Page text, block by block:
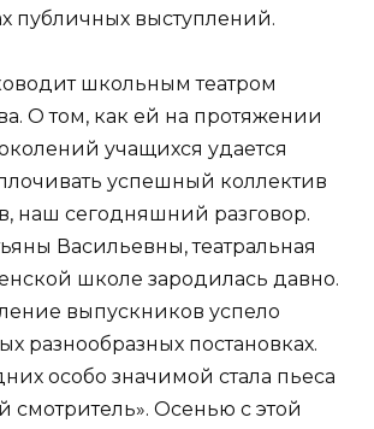
публичных выступлений.
школьным театром
О том, как ей на протяжении
учащихся удается
успешный коллектив
наш сегодняшний разговор.
Васильевны, театральная
школе зародилась давно.
выпускников успело
разнообразных постановках.
особо значимой стала пьеса
смотритель». Осенью с этой